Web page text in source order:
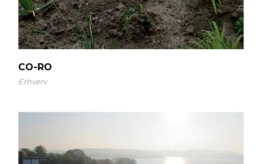
CO-RO
Erhverv